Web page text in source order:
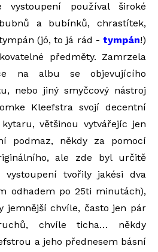
vystoupení používal široké
a bubínků, chrastítek,
(jó, to já rád - tympán!)
předměty. Zamrzela
na albu se objevujícího
nebo jiný smyčcový nástroj
Kleefstra svojí decentní
většinou vytvářejíc jen
podmaz, někdy za pomocí
ale zde byl určitě
vystoupení tvořily jakési dva
odhadem po 25ti minutách),
jemnější chvíle, často jen pár
chvíle ticha… někdy
a jeho přednesem básní